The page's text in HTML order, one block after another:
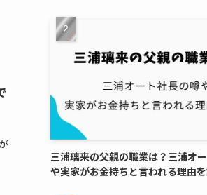
三浦璃来の父親の職業は？三浦オ
や実家がお金持ちと言われる理由